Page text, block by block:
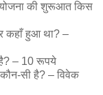
की शुरूआत किस
कहाँ हुआ था? –
है? – 10 रूपये
सी है? – विवेक